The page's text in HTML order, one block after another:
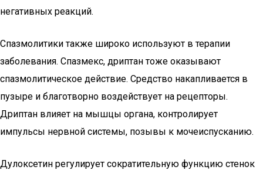
негативных реакций.
Спазмолитики также широко используют в терапии
заболевания. Спазмекс, дриптан тоже оказывают
спазмолитическое действие. Средство накапливается в
пузыре и благотворно воздействует на рецепторы.
Дриптан влияет на мышцы органа, контролирует
импульсы нервной системы, позывы к мочеиспусканию.
Дулоксетин регулирует сократительную функцию стенок